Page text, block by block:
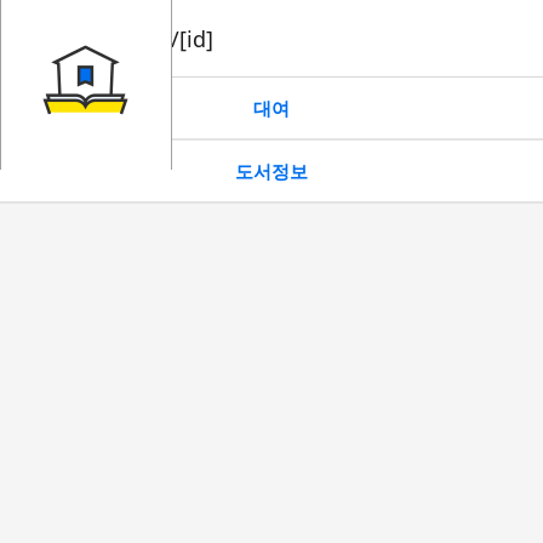
book/rent/[id]
대여
도서정보